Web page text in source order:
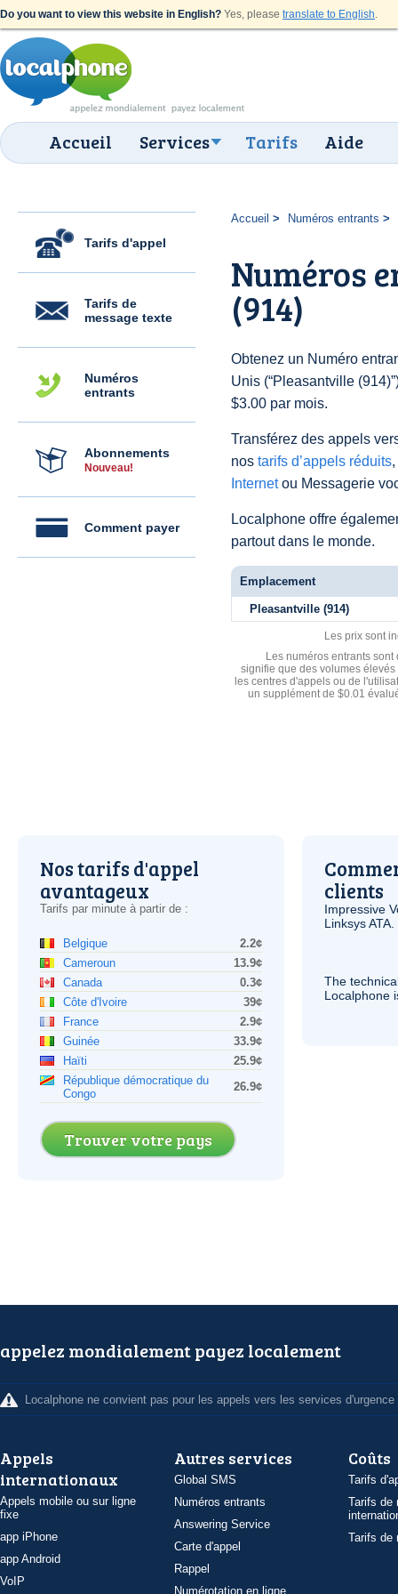
Do you want to view this website in English? Yes, please translate to English.
Accueil Services Tarifs Aide
Tarifs d'appel
Tarifs de
message texte
Numéros
entrants
Abonnements
Nouveau!
Comment payer
Accueil Numéros entrants
Numéros
(914)
Obtenez un Numéro
Unis (“Pleasantville
$3.00 par mois.
Transférez des appels
nos tarifs d’appels réduits
Internetou Messagerie
Localphone offre
partout dans le monde.
Emplacement
Pleasantville (914)
Les prix sont
Les numéros entrants
signifie que des volumes
les centres d'appels ou de
un supplément de $0.01
Nos tarifs d'appel
avantageux
Tarifs par minute à partir de :
Belgique
2.2¢
Cameroun
13.9¢
Canada
0.3¢
Côte d'Ivoire
39¢
France
2.9¢
Guinée
33.9¢
Haïti
25.9¢
République démocratique du
Congo
26.9¢
Trouver votre pays
clients
Impressive
LinksysATA
The
Localphone
appelez mondialement payez localement
Localphone ne convient pas pour les appels vers les services d'urgence
Appels
internationaux
Appels mobile ou sur ligne
fixe
app iPhone
app Android
VoIP
Autres services
Global SMS
Numéros entrants
Answering Service
Carte d'appel
Rappel
Numérotation en ligne
Coûts
Tarifs
Tarifs de
Tarifs de